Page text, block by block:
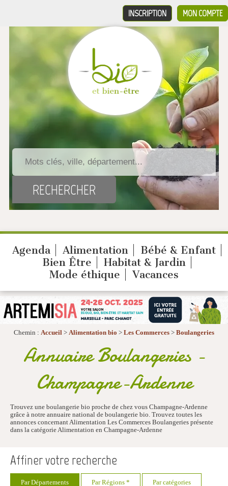
MON COMPTE
INSCRIPTION
Agenda Alimentation
Bébé & Enfant
Bien Être
Habitat & Jardin
Mode éthique
Vacances
Chemin : Accueil > Alimentation bio > Les Commerces > Boulangeries
Annuaire Boulangeries -
Champagne-Ardenne
Trouvez une boulangerie bio proche de chez vous Champagne-Ardenne
grâce à notre annuaire national de boulangerie bio. Trouvez toutes les
annonces concernant Alimentation Les Commerces Boulangeries présente
dans la catégorie Alimentation en Champagne-Ardenne
Affiner votre recherche
Par Départements Par Régions * Par catégories